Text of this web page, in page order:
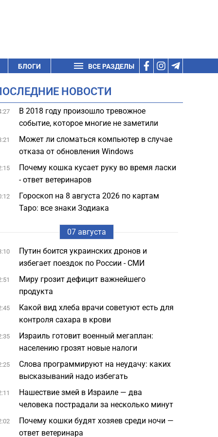
БЛОГИ ВСЕ РАЗДЕЛЫ
НОВОСТИ
В 2018 году произошло тревожное
событие, которое многие не заметили
Может ли сломаться компьютер в случае
отказа от обновления Windows
Почему кошка кусает руку во время ласки
- ответ ветеринаров
Гороскоп на 8 августа 2026 по картам
Таро: все знаки Зодиака
07 августа
Путин боится украинских дронов и
избегает поездок по России - СМИ
Миру грозит дефицит важнейшего
продукта
Какой вид хлеба врачи советуют есть для
контроля сахара в крови
Израиль готовит военный мегаплан:
населению грозят новые налоги
Слова программируют на неудачу: каких
высказываний надо избегать
Нашествие змей в Израиле — два
человека пострадали за несколько минут
Почему кошки будят хозяев среди ночи —
ответ ветеринара